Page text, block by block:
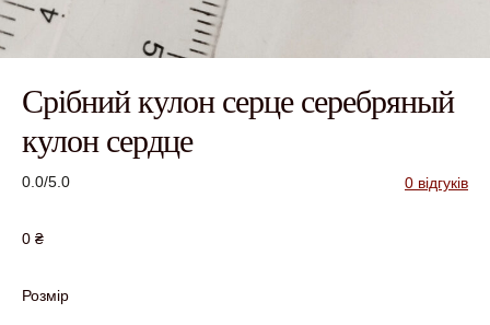
Срібний кулон серце серебряный
кулон сердце
0.0/5.0 0 відгуків
0 ₴
Розмір